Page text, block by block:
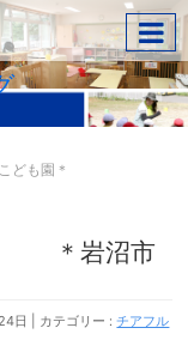
も園＊
＊岩沼市
日 カテゴリー :チアフル